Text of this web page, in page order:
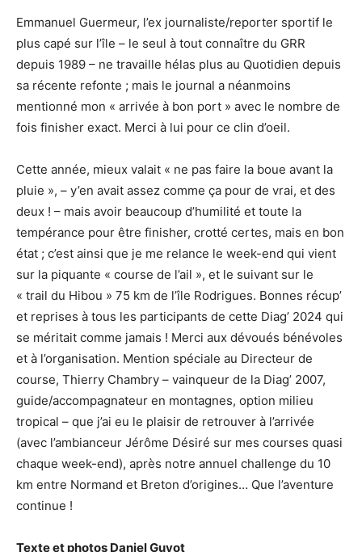
Emmanuel Guermeur, l’ex journaliste/reporter sportif le
plus capé sur l’île – le seul à tout connaître du GRR
depuis 1989 – ne travaille hélas plus au Quotidien depuis
sa récente refonte ; mais le journal a néanmoins
mentionné mon « arrivée à bon port » avec le nombre de
fois finisher exact. Merci à lui pour ce clin d’oeil.
Cette année, mieux valait « ne pas faire la boue avant la
pluie », – y’en avait assez comme ça pour de vrai, et des
deux ! – mais avoir beaucoup d’humilité et toute la
tempérance pour être finisher, crotté certes, mais en bon
état ; c’est ainsi que je me relance le week-end qui vient
sur la piquante « course de l’ail », et le suivant sur le
« trail du Hibou » 75 km de l’île Rodrigues. Bonnes récup’
et reprises à tous les participants de cette Diag’ 2024 qui
se méritait comme jamais ! Merci aux dévoués bénévoles
et à l’organisation. Mention spéciale au Directeur de
course, Thierry Chambry – vainqueur de la Diag’ 2007,
guide/accompagnateur en montagnes, option milieu
tropical – que j’ai eu le plaisir de retrouver à l’arrivée
(avec l’ambianceur Jérôme Désiré sur mes courses quasi
chaque week-end), après notre annuel challenge du 10
km entre Normand et Breton d’origines… Que l’aventure
continue !
Texte et photos Daniel Guyot